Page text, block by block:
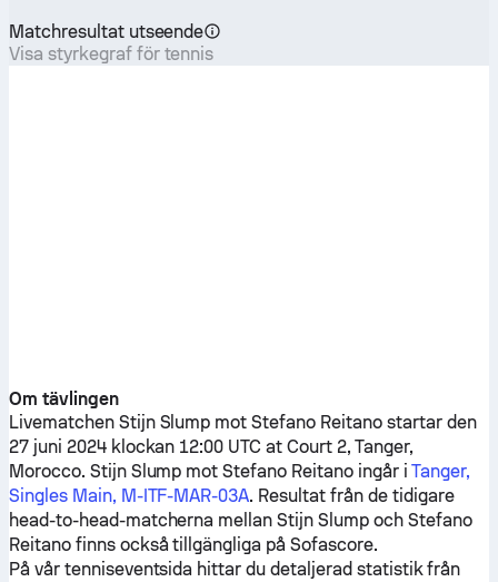
Matchresultat utseende
Visa styrkegraf för tennis
Om tävlingen
Livematchen Stijn Slump motStefano Reitanostartar den
27 juni 2024 klockan 12:00 UTC at Court 2, Tanger,
Morocco. Stijn Slump motStefano Reitanoingår i Tanger,
Singles Main, M-ITF-MAR-03A. Resultat från de tidigare
head-to-head-matcherna mellanStijn Slumpoch Stefano
Reitanofinns också tillgängliga på Sofascore.
På vår tenniseventsida hittar du detaljerad statistik från